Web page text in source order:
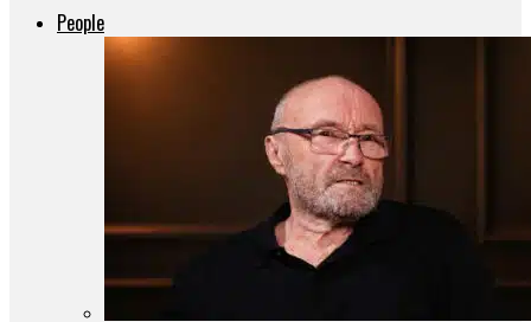
People